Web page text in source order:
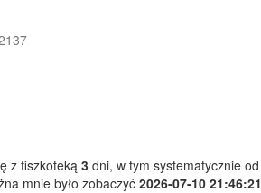
z fiszkoteką 3 dni, w tym systematycznie od
mnie było zobaczyć 2026-07-10 21:46:21